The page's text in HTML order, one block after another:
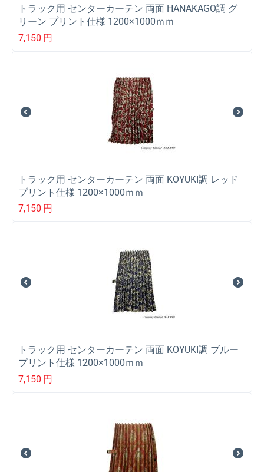
トラック用 センターカーテン 両面 HANAKAGO調 グ
リーン プリント仕様 1200×1000ｍｍ
7,150 円
トラック用 センターカーテン 両面 KOYUKI調 レッド
プリント仕様 1200×1000ｍｍ
7,150 円
トラック用 センターカーテン 両面 KOYUKI調 ブルー
プリント仕様 1200×1000ｍｍ
7,150 円